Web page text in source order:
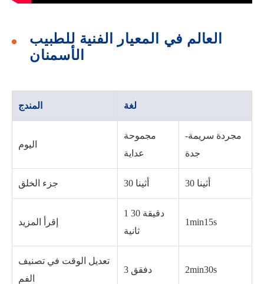
العالم في المعيار الفنية للطبيب
الأسمنان
المندج لغة
اليوم
مجموحة
عداية
مجردة سريمة-
جدة
جزء الخلق 30 أثينا 30 أثينا
إقرأ المزيد
1 دقيقة 30
ثانية
1min15s
تعديل الوقت في تصنيف
الفم
3 دفقق 2min30s